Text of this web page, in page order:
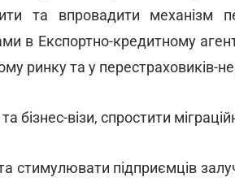
та впровадити механізм
в Експортно-кредитному
ринку та у перестраховиків-
бізнес-візи, спростити
стимулювати підприємців